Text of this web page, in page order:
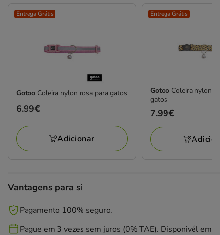
Entrega Grátis
Gotoo Coleira nylon rosa para gatos
Preço
6.99€
Adicionar
Entrega Grátis
Gotoo Coleira nylon
gatos
Preço
7.99€
7.99€
Vantagens para si
Pagamento 100% seguro.
Pague em 3 vezes sem juros (0% TAE). Disponivél em